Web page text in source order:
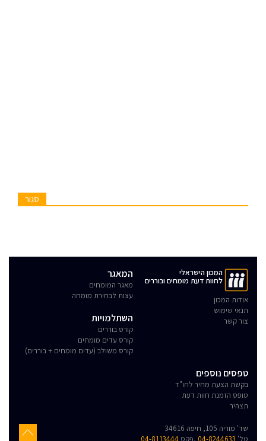
סגור
המכון הישראלי
לחוות דעת מומחים ובוררים
אודות המכון
תנאי שימוש
צור קשר
המאגר
מאגר המומחים
עצות לבחירת מומחה
השתלמויות
קורס בוררים
קורס עדים מומחים
קורס משולב (עדים מומחים + בוררים)
טפסים נוספים
בקשת הצעת מחיר לחו"ד
טופס הזמנת חוות דעת
תצהיר
שד' מוריה 105, חיפה 34616
טל' 04-8244633 ,פקס 04-8113444